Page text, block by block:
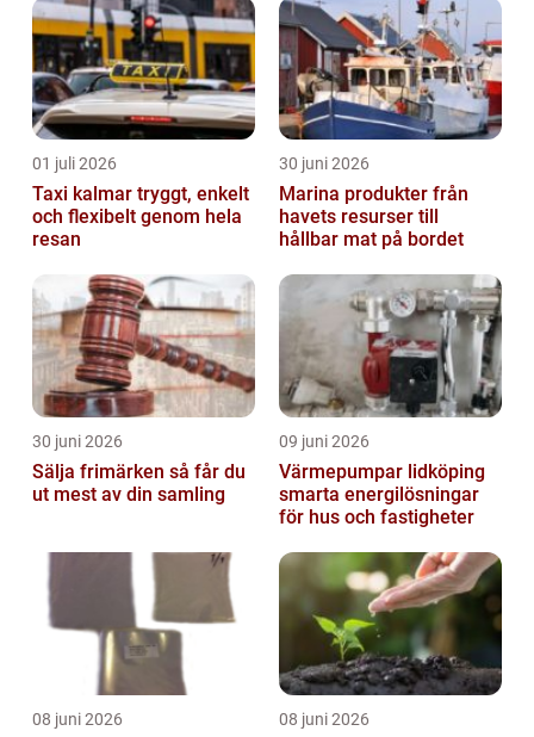
01 juli 2026
Taxi kalmar tryggt, enkelt
och flexibelt genom hela
resan
30 juni 2026
Marina produkter från
havets resurser till
hållbar mat på bordet
30 juni 2026
Sälja frimärken så får du
ut mest av din samling
09 juni 2026
Värmepumpar lidköping
smarta energilösningar
för hus och fastigheter
08 juni 2026 08 juni 2026